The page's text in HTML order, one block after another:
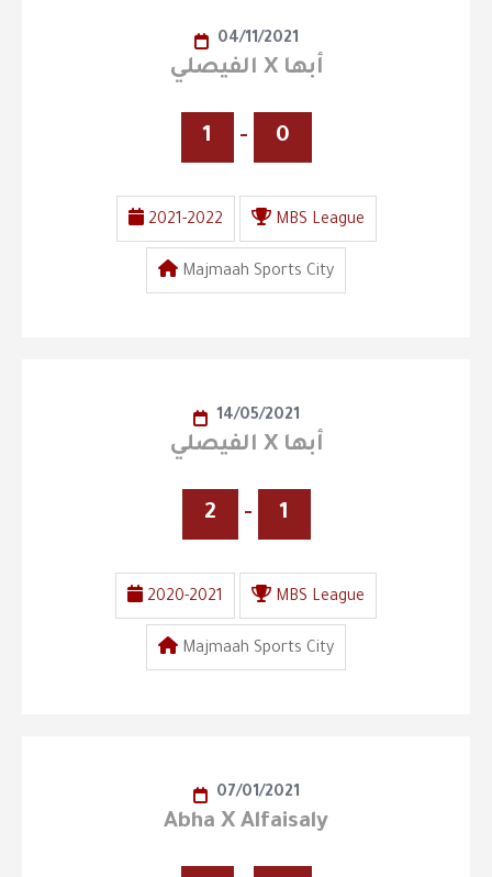
04/11/2021
الفيصلي X أبها
1 - 0
2021-2022 MBS League
Majmaah Sports City
14/05/2021
الفيصلي X أبها
2 - 1
2020-2021 MBS League
Majmaah Sports City
07/01/2021
Abha X Alfaisaly